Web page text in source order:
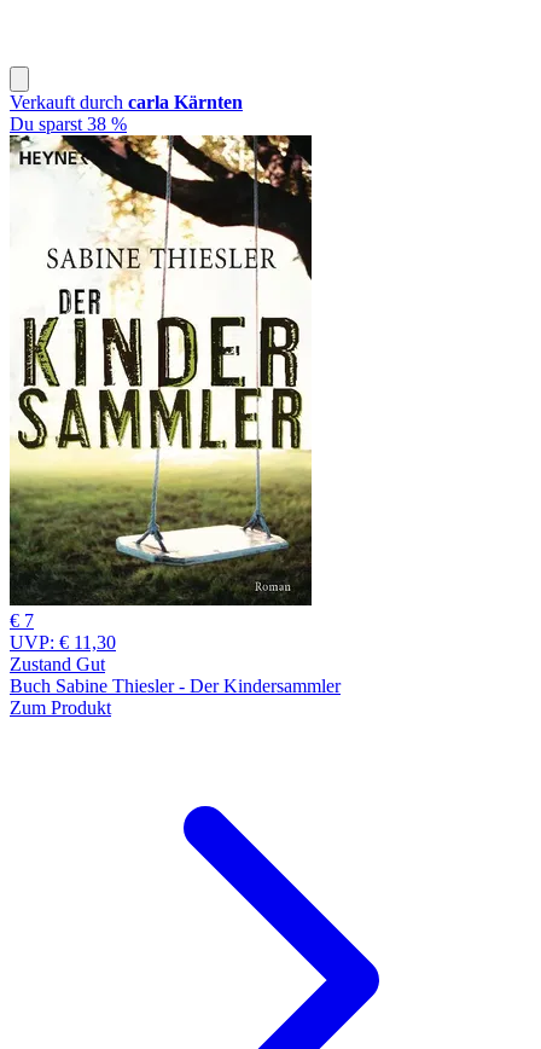
Verkauft durch carla Kärnten
Du sparst 38 %
€ 7
UVP: € 11,30
Zustand Gut
Buch Sabine Thiesler - Der Kindersammler
Zum Produkt